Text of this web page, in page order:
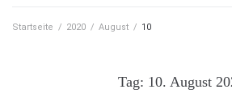
Startseite / 2020 / August / 10
Tag: 10. August